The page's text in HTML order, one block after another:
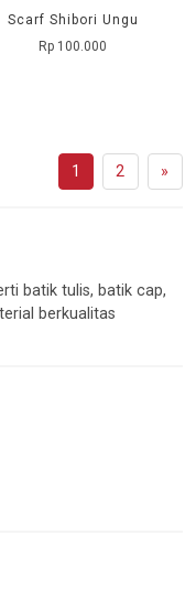
Scarf Shibori Ungu
Rp 100.000
1
2 »
batik tulis, batik cap,
berkualitas